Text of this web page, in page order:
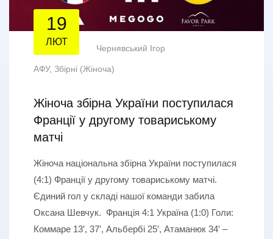
19
ЛЮТ
Чернявський Ігор
АФУ, Збірні (Жіноча)
Жіноча збірна України поступилася
Франції у другому товариському
матчі
Жіноча національна збірна України поступилася
(4:1) Франції у другому товариському матчі.
Єдиний гол у складі нашої команди забила
Оксана Шевчук. Франція 4:1 Україна (1:0) Голи:
Коммаре 13′, 37′, Альбербі 25′, Атаманюк 34′ –